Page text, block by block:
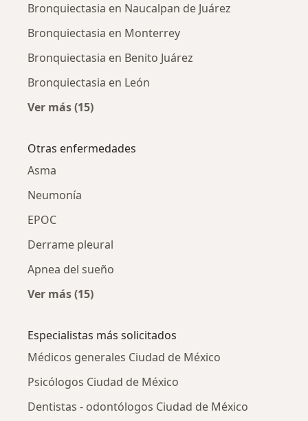
Bronquiectasia en Naucalpan de Juárez
Bronquiectasia en Monterrey
Bronquiectasia en Benito Juárez
Bronquiectasia en León
Ver más (15)
Otras enfermedades
Asma
Neumonía
EPOC
Derrame pleural
Apnea del sueño
Ver más (15)
Especialistas más solicitados
Médicos generales Ciudad de México
Psicólogos Ciudad de México
Dentistas - odontólogos Ciudad de México